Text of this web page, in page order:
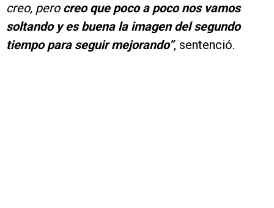
creo, pero creo que poco a poco nos vamos
soltando y es buena la imagen del segundo
tiempo para seguir mejorando”, sentenció.